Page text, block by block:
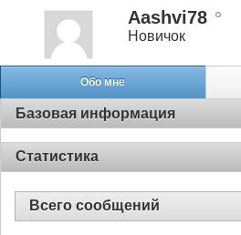
Aashvi78
Новичок
Обо мне
Базовая информация
Статистика
Всего сообщений